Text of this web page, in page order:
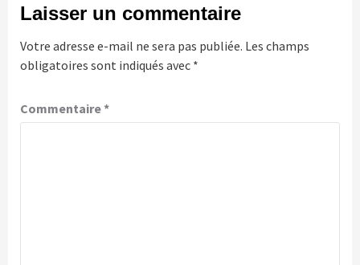
Laisser un commentaire
Votre adresse e-mail ne sera pas publiée. Les champs
obligatoires sont indiqués avec *
Commentaire*